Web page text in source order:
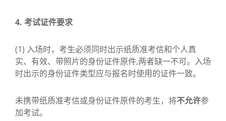
4. 考试证件要求
(1) 入场时，考生必须同时出示纸质准考信和个人真
实、有效、带照片的身份证件原件,两者缺一不可。入场
时出示的身份证件类型应与报名时使用的证件一致。
未携带纸质准考信或身份证件原件的考生，将不允许参
加考试。